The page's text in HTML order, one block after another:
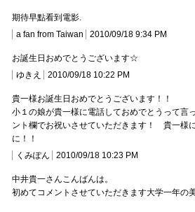
期待早點看到電影.
a fan from Taiwan
2010/09/18 9:34 PM
お誕生日おめでとうございます☆
ゆきえ
2010/09/18 10:22 PM
貴一様お誕生日おめでとうございます！！
小１の娘が貴一様に電話しておめでとうって言
ント欄でお祝いさせていただきます！ 貴一様
に！！
くみぽん
2010/09/18 10:23 PM
中井貴一さんこんばんは。
初めてコメントさせていただきます大学一年の